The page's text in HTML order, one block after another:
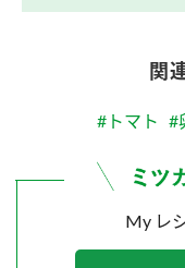
関
#トマト #
My レ